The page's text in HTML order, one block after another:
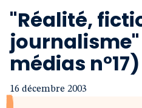
Notre
"Réalité,
médias n°17)
16 décembre 2003